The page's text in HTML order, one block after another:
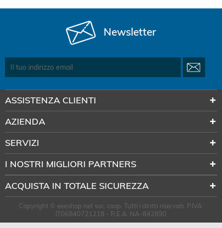
Newsletter
ASSISTENZA CLIENTI
AZIENDA
SERVIZI
I NOSTRI MIGLIORI PARTNERS
ACQUISTA IN TOTALE SICUREZZA
Copyright © eeeshop.net soc. coop. Tutti i diritti riservati. P.IVA:
IT06840721218 - R.E.A. NA-842890